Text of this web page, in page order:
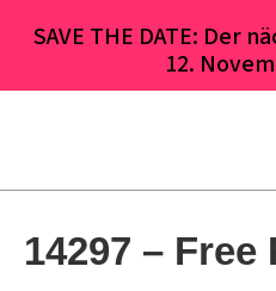
SAVE THE DATE: Der
12.
14297 – Free